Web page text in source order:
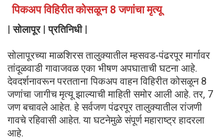
पिकअप विहिरीत कोसळून 8 जणांचा मृत्यू
| सोलापूर | प्रतिनिधी |
सोलापूरच्या माळशिरस तालुक्यातील म्हसवड-पंढरपूर मार्गावर
तांदूळवाडी गावाजवळ एका भीषण अपघाताची घटना आहे.
देवदर्शनावरून परतताना पिकअप वाहन विहिरीत कोसळून 8
जणांचा जागीच मृत्यू झाल्याची माहिती समोर आली आहे. तर, 7
जण बचावले आहेत. हे सर्वजण पंढरपूर तालुक्यातील रांजणी
गावचे रहिवासी आहेत. या घटनेमुळे संपूर्ण महाराष्ट्र हादरला
आहे.